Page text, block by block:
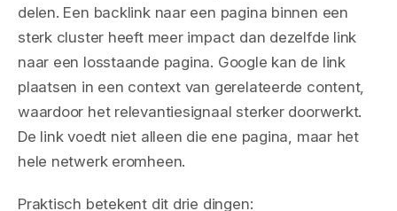
delen. Een backlink naar een pagina binnen een
sterk cluster heeft meer impact dan dezelfde link
naar een losstaande pagina. Google kan de link
plaatsen in een context van gerelateerde content,
waardoor het relevantiesignaal sterker doorwerkt.
De link voedt niet alleen die ene pagina, maar het
hele netwerk eromheen.
Praktisch betekent dit drie dingen: